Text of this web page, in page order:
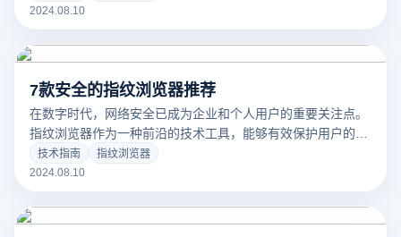
文将介绍几款备受推崇的免费指纹浏览器，分析它们的核心功
您的网络隐私。
2024.08.10
7款安全的指纹浏览器推荐
在数字时代，网络安全已成为企业和个人用户的重要关注点。
指纹浏览器作为一种前沿的技术工具，能够有效保护用户的隐
私，避免在线账户的跟踪和关联。本文将推荐几款被广泛认可
的安全指纹浏览器，详细分析它们的核心安全特性和优点，以
护。
技术指南
指纹浏览器
2024.08.10